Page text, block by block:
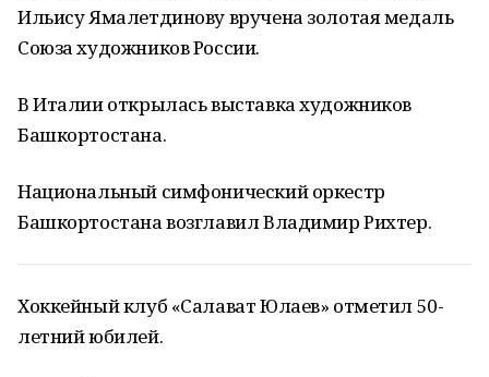
Ильису Ямалетдинову вручена золотая медаль
Союза художников России.
В Италии открылась выставка художников
Башкортостана.
Национальный симфонический оркестр
Башкортостана возглавил Владимир Рихтер.
Хоккейный клуб «Салават Юлаев» отметил 50-
летний юбилей.